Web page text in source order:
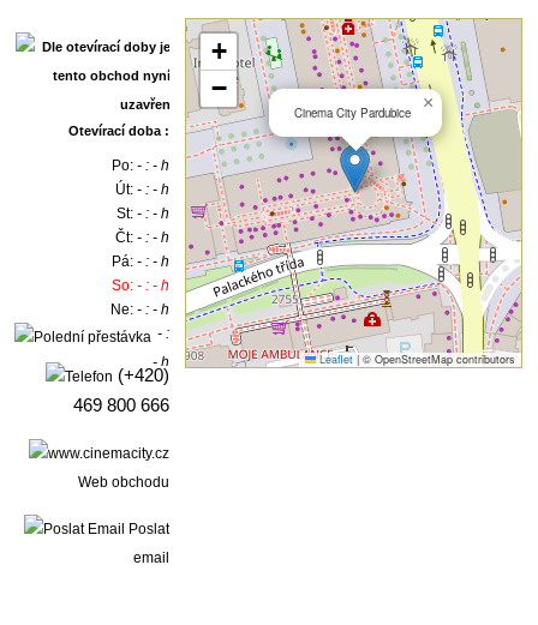
Otevírací doba :
Po:- : - h
Út:- : - h
St:- : - h
Čt:- : - h
Pá:- : - h
So:- : - h
Ne:- : - h
- :
- h
(+420)
469 800 666
Web obchodu
Poslat
email
Cinema City Pardubice ×
+
−
Leaflet |© OpenStreetMap contributors